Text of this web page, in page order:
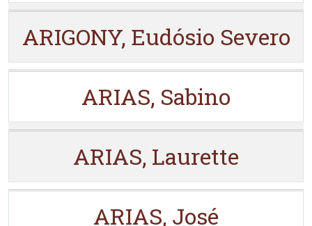
ARIGONY, Eudósio Severo
ARIAS, Sabino
ARIAS, Laurette
ARIAS, José